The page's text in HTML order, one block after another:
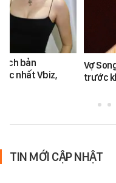
bản
nhất Vbiz,
Vợ
trước
TIN MỚI CẬP NHẬT